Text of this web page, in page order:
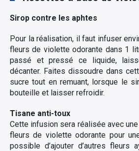
Sirop contre les aphtes
Pour la réalisation, il faut infuser
fleurs de violette odorante dans 1
passé et pressé ce liquide,
décanter. Faites dissoudre dans
sucre tout en remuant, lorsque le
bouteille et laisser refroidir.
Tisane anti-toux
Cette infusion sera réalisée avec
fleurs de violette odorante pour
possible d’ajouter d’autres fleurs